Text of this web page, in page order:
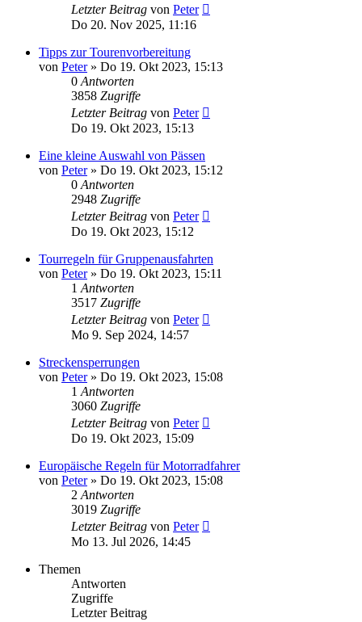
Letzter Beitrag von Peter
Do 20. Nov 2025, 11:16
Tipps zur Tourenvorbereitung
von Peter» Do 19. Okt 2023, 15:13
0 Antworten
3858 Zugriffe
Letzter Beitrag von Peter
Do 19. Okt 2023, 15:13
Eine kleine Auswahl von Pässen
von Peter» Do 19. Okt 2023, 15:12
0 Antworten
2948 Zugriffe
Letzter Beitrag von Peter
Do 19. Okt 2023, 15:12
Tourregeln für Gruppenausfahrten
von Peter» Do 19. Okt 2023, 15:11
1 Antworten
3517 Zugriffe
Letzter Beitrag von Peter
Mo 9. Sep 2024, 14:57
Streckensperrungen
von Peter» Do 19. Okt 2023, 15:08
1 Antworten
3060 Zugriffe
Letzter Beitrag von Peter
Do 19. Okt 2023, 15:09
Europäische Regeln für Motorradfahrer
von Peter» Do 19. Okt 2023, 15:08
2 Antworten
3019 Zugriffe
Letzter Beitrag von Peter
Mo 13. Jul 2026, 14:45
Themen
Antworten
Zugriffe
Letzter Beitrag